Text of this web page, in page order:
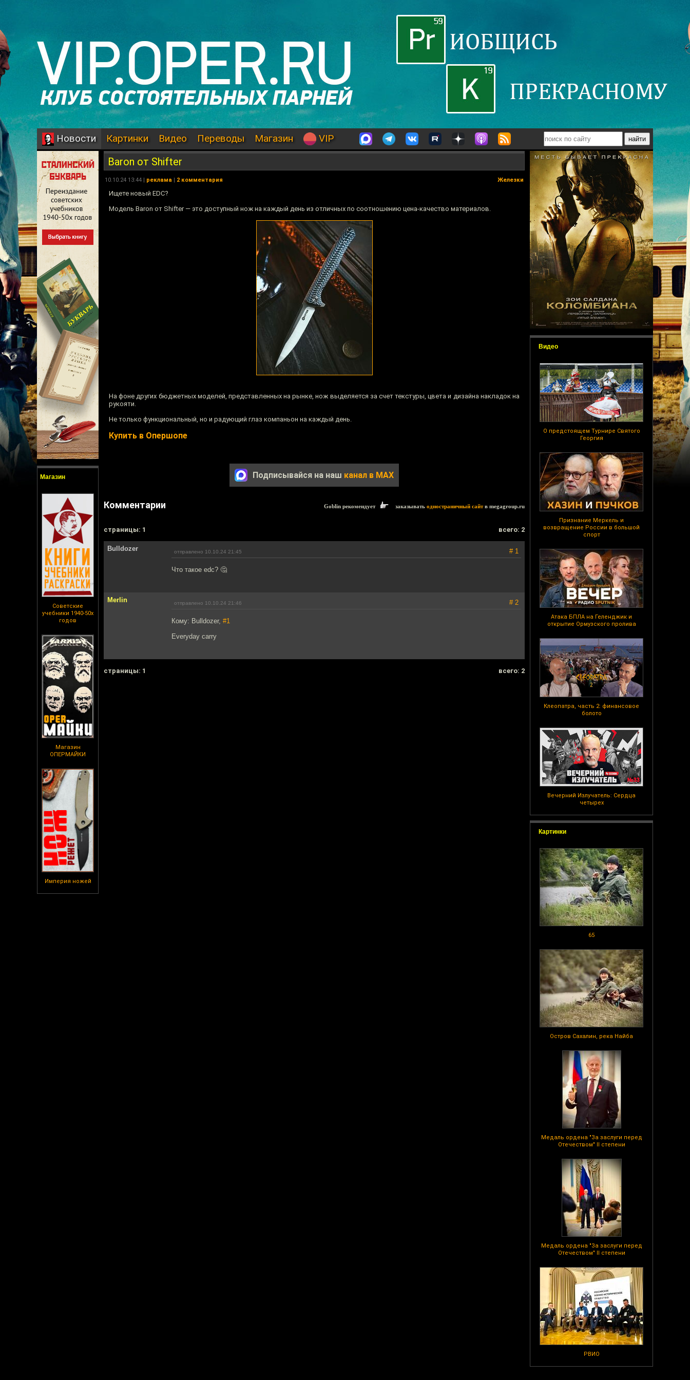
Новости Картинки Видео Переводы Магазин VIP
Магазин
Советские
учебники 1940-50х
годов
Магазин
ОПЕРМАЙКИ
Империя ножей
Видео
О предстоящем Турнире Святого
Георгия
Признание Меркель и
возвращение России в большой
спорт
Атака БПЛА на Геленджик и
открытие Ормузского пролива
Клеопатра, часть 2: финансовое
болото
Вечерний Излучатель: Сердца
четырех
Картинки
65
Остров Сахалин, река Найба
Медаль ордена "За заслуги перед
Отечеством" II степени
Медаль ордена "За заслуги перед
Отечеством" II степени
РВИО
Baron от Shifter
10.10.24 13:44 | реклама | 2 комментария Железки
Ищете новый EDC?
Модель Baron от Shifter — это доступный нож на каждый день из отличных по соотношению цена-качество материалов.
На фоне других бюджетных моделей, представленных на рынке, нож выделяется за счет текстуры, цвета и дизайна накладок на
рукояти.
Не только функциональный, но и радующий глаз компаньон на каждый день.
Купить в Опершопе
Подписывайся на наш канал в MAX
Комментарии Goblin рекомендует заказывать одностраничный сайтв megagroup.ru
cтраницы: 1 всего: 2
Bulldozer отправлено 10.10.24 21:45 # 1
Что такое edc? 🤔
Merlin отправлено 10.10.24 21:46 # 2
Кому: Bulldozer, #1
Everyday carry
cтраницы: 1 всего: 2